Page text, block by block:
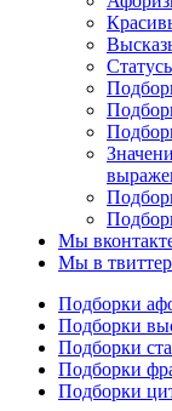
Мы
Мы в
Подборки
Подборки
Подборки
Подборки
Подборки